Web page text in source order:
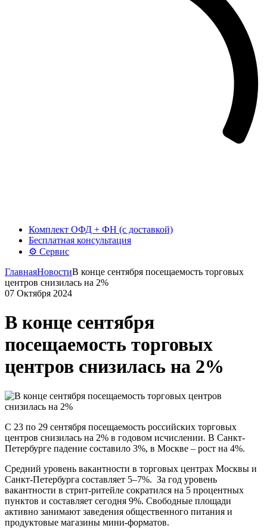
Комплект ОФД + ФН (с доставкой)
Бесплатная консультация
⚙️ Сервис
ГлавнаяНовостиВ конце сентября посещаемость торговых
центров снизилась на 2%
07 Октября 2024
В конце сентября
посещаемость торговых
центров снизилась на 2%
С 23 по 29 сентября посещаемость российских торговых
центров снизилась на 2% в годовом исчислении. В Санкт-
Петербурге падение составило 3%, в Москве – рост на 4%.
Средний уровень вакантности в торговых центрах Москвы и
Санкт-Петербурга составляет 5–7%. За год уровень
вакантности в стрит-ритейле сократился на 5 процентных
пунктов и составляет сегодня 9%. Свободные площади
активно занимают заведения общественного питания и
продуктовые магазины мини-форматов.